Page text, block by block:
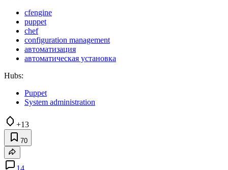
cfengine
puppet
chef
configuration management
автоматизация
автоматическая установка
Hubs:
Puppet
System administration
+13
70
14